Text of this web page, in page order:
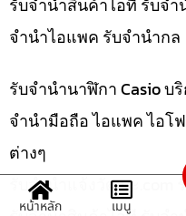
จำนำไอแพค รับจำนำกล
รับจำนำนาฬิกา Casio บ
จำนำมือถือ ไอแพค ไอโ
ต่างๆ
รับจํานําแจ้งวัฒนะ.com
หน้าหลัก เมนู